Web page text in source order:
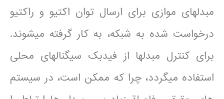
مبدل­های موازی برای ارسال توان اکتیو و راکتیو
درخواست شده به شبکه، به کار گرفته می­شوند.
برای کنترل مبدل­ها از فیدبک سیگنال­های محلی
استفاده می­­گردد، چرا که ممکن است، در سیستم